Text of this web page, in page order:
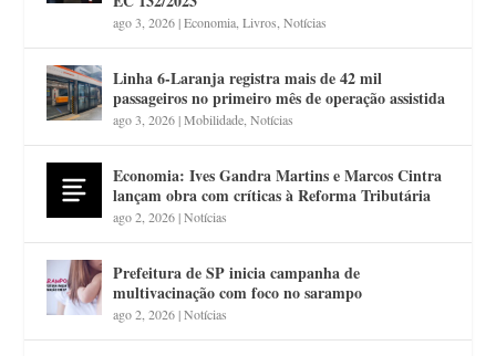
ago 3, 2026|Economia ,Livros ,Notícias
Linha 6-Laranja registra mais de 42 mil
passageiros no primeiro mês de operação assistida
ago 3, 2026|Mobilidade ,Notícias
Economia: Ives Gandra Martins e Marcos Cintra
lançam obra com críticas à Reforma Tributária
ago 2, 2026|Notícias
Prefeitura de SP inicia campanha de
multivacinação com foco no sarampo
ago 2, 2026|Notícias